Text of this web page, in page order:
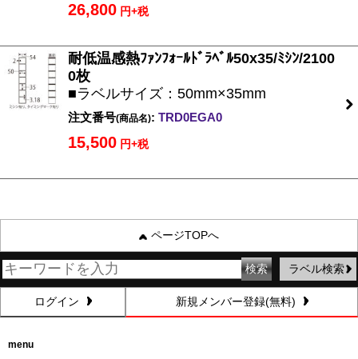
26,800 円+税
耐低温感熱ﾌｧﾝﾌｫｰﾙﾄﾞﾗﾍﾞﾙ50x35/ﾐｼﾝ/2100
0枚
■ラベルサイズ：50mm×35mm
注文番号(商品名): TRD0EGA0
15,500 円+税
ページTOPへ
ラベル検索
ログイン 新規メンバー登録(無料)
menu